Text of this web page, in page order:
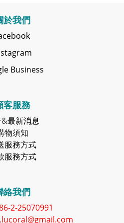
於我們
Business
客服務
&最新消息
物須知
服務方式
服務方式
絡我們
2-25070991